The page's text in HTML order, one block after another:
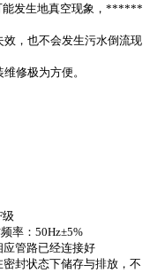
能发生地真空现象，******
，也不会发生污水倒流现
修极为方便。
级
率：50Hz±5%
应管路已经连接好
密封状态下储存与排放，不